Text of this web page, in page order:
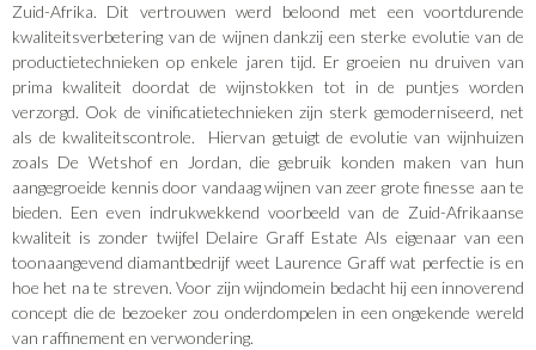
Zuid-Afrika. Dit vertrouwen werd beloond met een voortdurende
kwaliteitsverbetering van de wijnen dankzij een sterke evolutie van de
productietechnieken op enkele jaren tijd. Er groeien nu druiven van
prima kwaliteit doordat de wijnstokken tot in de puntjes worden
verzorgd. Ook de vinificatietechnieken zijn sterk gemoderniseerd, net
als de kwaliteitscontrole. Hiervan getuigt de evolutie van wijnhuizen
zoals De Wetshof en Jordan, die gebruik konden maken van hun
aangegroeide kennis door vandaag wijnen van zeer grote finesse aan te
bieden. Een even indrukwekkend voorbeeld van de Zuid-Afrikaanse
kwaliteit is zonder twijfel Delaire Graff Estate Als eigenaar van een
toonaangevend diamantbedrijf weet Laurence Graff wat perfectie is en
hoe het na te streven. Voor zijn wijndomein bedacht hij een innoverend
concept die de bezoeker zou onderdompelen in een ongekende wereld
van raffinement en verwondering.